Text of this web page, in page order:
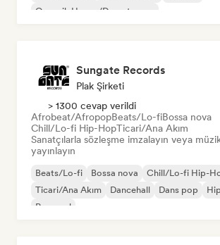
Organik House/Downtempo
Sungate Records
Plak Şirketi
> 1300 cevap verildi
Afrobeat/AfropopBeats/Lo-fiBossa nova
Chill/Lo-fi Hip-HopTicari/Ana Akım
Sanatçılarla sözleşme imzalayın veya
yayınlayın
Beats/Lo-fi Bossa nova
Chill/Lo-fi Hip-
Ticari/Ana Akım
Dancehall Dans pop
Pop soul